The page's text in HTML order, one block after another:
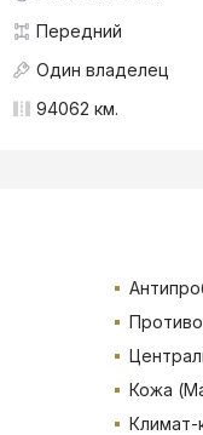
Передний
Один владелец
94062 км.
Кожа
Климат-